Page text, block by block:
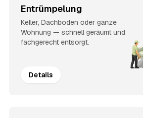
Entrümpelung
Keller, Dachboden oder ganze
Wohnung — schnell geräumt und
fachgerecht entsorgt.
Details